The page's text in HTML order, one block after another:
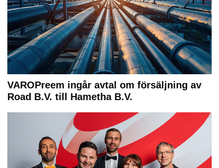
VAROPreem ingår avtal om försäljning av
Road B.V. till Hametha B.V.